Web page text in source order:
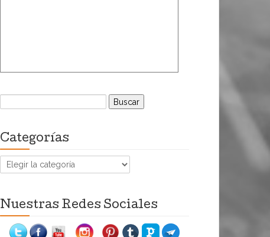
Buscar:
Categorías
Categorías
Nuestras Redes Sociales